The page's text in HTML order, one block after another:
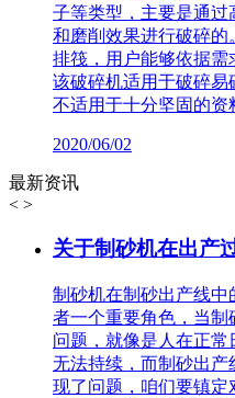
子等类型，主要是通过
和磨削效果进行破碎的
排筏，用户能够依据需
该破碎机适用于破碎易
不适用于十分坚固的资
2020/06/02
最新资讯
< >
关于制砂机在出产
制砂机在制砂出产线
者一个重要角色，当制
问题，就像是人在正
无法持续，而制砂出产
现了问题，咱们要镇定